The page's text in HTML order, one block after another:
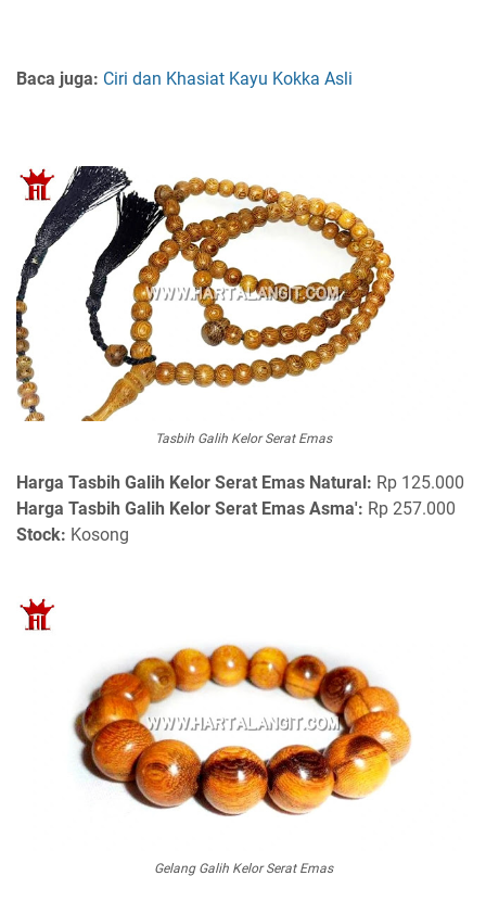
Baca juga: Ciri dan Khasiat Kayu Kokka Asli
Tasbih Galih Kelor Serat Emas
Harga Tasbih Galih Kelor Serat Emas Natural: Rp 125.000
Harga Tasbih Galih Kelor Serat Emas Asma': Rp 257.000
Stock: Kosong
Gelang Galih Kelor Serat Emas